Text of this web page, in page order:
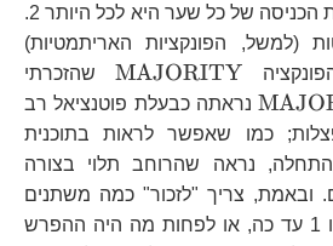
וגודל פולינומי, שבו דרגת הכניסה של כל שער היא לכל היותר 2.
(למשל, הפונקציות האריתמטיות)
MAJORITYשהזכרתי
נראתה כבעלת פוטנציאל רב
כמו שאפשר לראות בתוכנית
נראה שהרוחב תלוי בצורה
ובאמת, צריך "לזכור" כמה משתנים
היו 0 וכמה משתנים היו 1 עד כה, או לפחות מה היה ההפרש